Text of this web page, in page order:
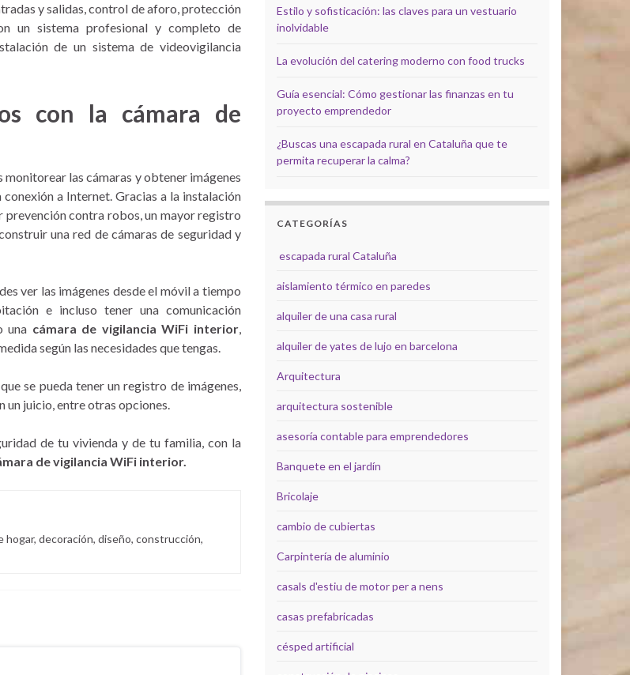
y salidas, control de aforo, protección
un sistema profesional y completo de
de un sistema de videovigilancia
con la cámara de
las cámaras y obtener imágenes
a Internet. Gracias a la instalación
prevención contra robos, un mayor registro
una red de cámaras de seguridad y
ver las imágenes desde el móvil a tiempo
e incluso tener una comunicación
una cámara de vigilancia WiFi interior,
según las necesidades que tengas.
se pueda tener un registro de imágenes,
un juicio, entre otras opciones.
de tu vivienda y de tu familia, con la
de vigilancia WiFi interior.
decoración, diseño, construcción,
Estilo y sofisticación: las claves para un vestuario
inolvidable
La evolución del catering moderno con food trucks
Guía esencial: Cómo gestionar las finanzas en tu
proyecto emprendedor
¿Buscas una escapada rural en Cataluña que te
permita recuperar la calma?
CATEGORÍAS
escapada rural Cataluña
aislamiento térmico en paredes
alquiler de una casa rural
alquiler de yates de lujo en barcelona
Arquitectura
arquitectura sostenible
asesoría contable para emprendedores
Banquete en el jardín
Bricolaje
cambio de cubiertas
Carpintería de aluminio
casals d'estiu de motor per a nens
casas prefabricadas
césped artificial